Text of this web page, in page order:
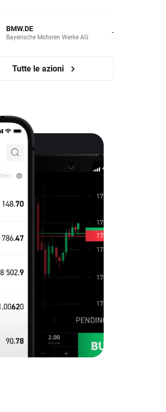
BMW.DE
Bayerische Motoren Werke AG -
Tutte le azioni